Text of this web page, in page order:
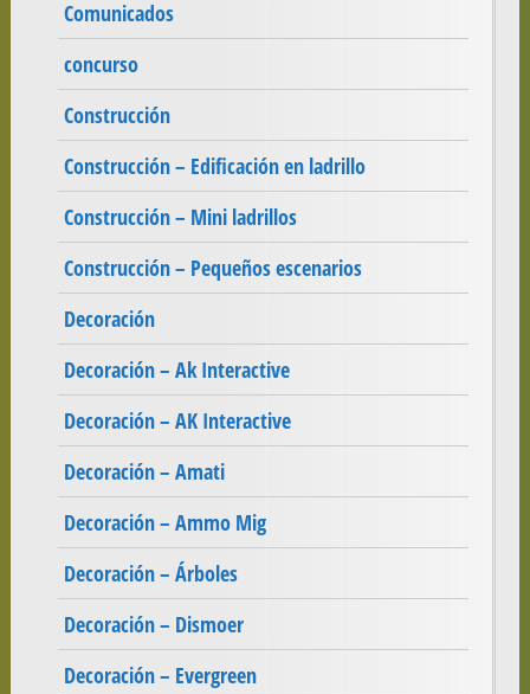
Comunicados
concurso
Construcción
Construcción – Edificación en ladrillo
Construcción – Mini ladrillos
Construcción – Pequeños escenarios
Decoración
Decoración – Ak Interactive
Decoración – AK Interactive
Decoración – Amati
Decoración – Ammo Mig
Decoración – Árboles
Decoración – Dismoer
Decoración – Evergreen